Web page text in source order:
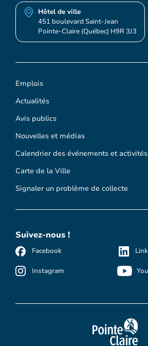
Emplois
Actualités
Avis publics
Nouvelles et médias
Calendrier des événements et activités
Carte de la Ville
Signaler un problème de collecte
Hôtel de ville
451 boulevard Saint-Jean
Pointe-Claire (Québec) H9R 3J3
Suivez-nous !
Facebook
Instagram